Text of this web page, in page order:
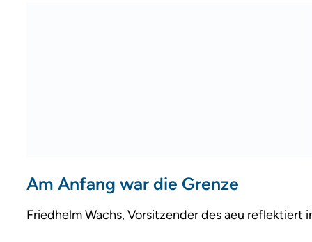
Am Anfang war die Grenze
Friedhelm Wachs, Vorsitzender des aeu